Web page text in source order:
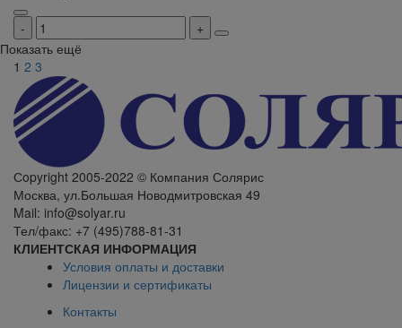
Показать ещё
1 2 3
Сopyright 2005-2022 © Компания Солярис
Москва, ул.Большая Новодмитровская 49
Mail: info@solyar.ru
Тел/факс: +7 (495)788-81-31
КЛИЕНТСКАЯ ИНФОРМАЦИЯ
Условия оплаты и доставки
Лицензии и сертификаты
Контакты